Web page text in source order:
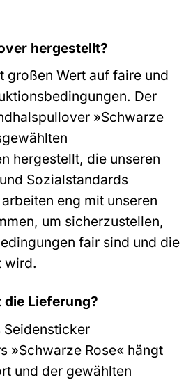
hergestellt?
großen Wert auf faire und
Der
»Schwarze
hergestellt, die unseren
Sozialstandards
eng mit unseren
um sicherzustellen,
fair sind und die
wird.
die Lieferung?
Seidensticker
»Schwarze Rose« hängt
und der gewählten